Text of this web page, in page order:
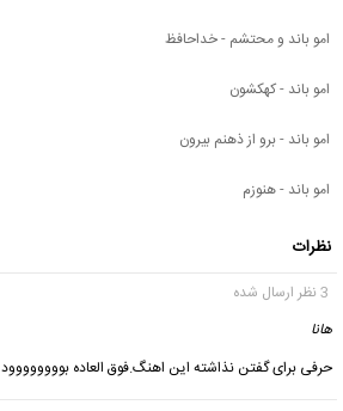
امو باند و محتشم - خداحافظ
امو باند - کهکشون
امو باند - برو از ذهنم بیرون
امو باند - هنوزم
نظرات
3 نظر ارسال شده
هانا
حرفی برای گفتن نذاشته این اهنگ.فوق العاده بوووووووود